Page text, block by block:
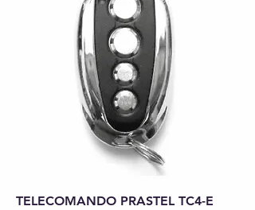
TELECOMANDO PRASTEL TC4-E